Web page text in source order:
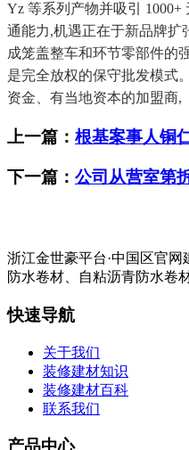
Yz 等系列产物并吸引
通能力,机遇正在于新品牌扩
成笼盖整车和环节零部件的
是完全放权的保守批发模式
资金、有当地资本的加盟商,
上一篇： 根基案事人铜
下一篇： 公司从营室第
浙江金世豪平台·中国区官
防水卷材、自粘沥青防水卷
快速导航
关于我们
装修建材知识
装修建材百科
联系我们